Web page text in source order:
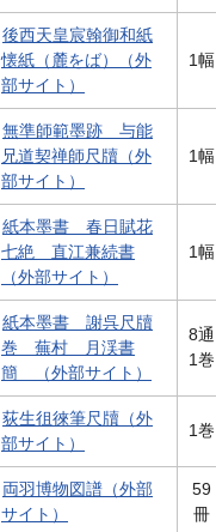
後西天皇宸翰御和紙
懐紙（麓をば）（外
部サイト）
1幅
無準師範墨跡 与能
兄道契禅師尺牘（外
部サイト）
1幅
紙本墨書 春日賦花
七絶 直江兼続書
（外部サイト）
1幅
紙本墨書 謝呉尺牘
巻 蕪村 月渓書
簡 （外部サイト）
8通
1巻
荻生徂徠筆尺牘（外
部サイト）
1巻
両羽博物図譜（外部
サイト）
59
冊